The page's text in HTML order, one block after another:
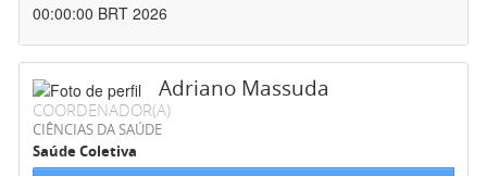
00:00:00 BRT 2026
Adriano Massuda
COORDENADOR(A)
CIÊNCIAS DA SAÚDE
Saúde Coletiva